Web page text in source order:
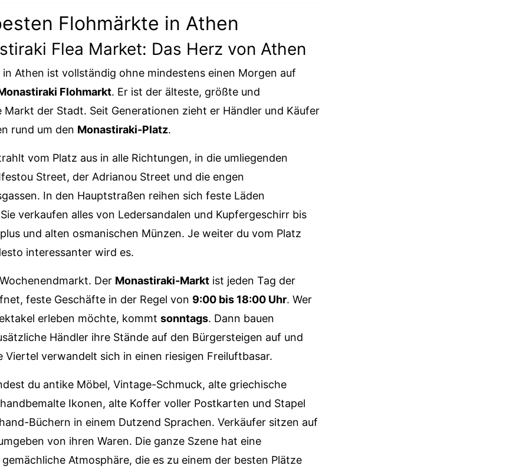
Flohmärkte in Athen
Flea Market: Das Herz von Athen
in Athen ist vollständig ohne mindestens einen Morgen auf
Flohmarkt. Er ist der älteste, größte und
Markt der Stadt. Seit Generationen zieht er Händler und Käufer
rund um den Monastiraki-Platz.
vom Platz aus in alle Richtungen, in die umliegenden
Street, der Adrianou Street und die engen
In den Hauptstraßen reihen sich feste Läden
verkaufen alles von Ledersandalen und Kupfergeschirr bis
und alten osmanischen Münzen. Je weiter du vom Platz
interessanter wird es.
Der Monastiraki-Marktist jeden Tag der
feste Geschäfte in der Regel von 9:00 bis 18:00 Uhr. Wer
erleben möchte, kommt sonntags. Dann bauen
Händler ihre Stände auf den Bürgersteigen auf und
Viertel verwandelt sich in einen riesigen Freiluftbasar.
du antike Möbel, Vintage-Schmuck, alte griechische
Ikonen, alte Koffer voller Postkarten und Stapel
Büchern in einem Dutzend Sprachen. Verkäufer sitzen auf
von ihren Waren. Die ganze Szene hat eine
Atmosphäre, die es zu einem der besten Plätze